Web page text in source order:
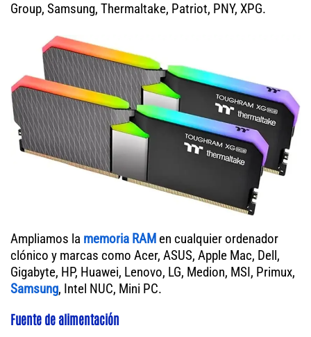
Group, Samsung, Thermaltake, Patriot, PNY, XPG.
Ampliamos la memoria RAM en cualquier ordenador
clónico y marcas como Acer, ASUS, Apple Mac, Dell,
Gigabyte, HP, Huawei, Lenovo, LG, Medion, MSI, Primux,
Samsung, Intel NUC, Mini PC.
Fuente de alimentación